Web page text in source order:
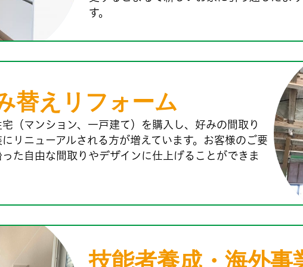
す。
替えリフォーム
宅（マンション、一戸建て）を購入し、好みの間取り
リニューアルされる方が増えています。お客様のご要
た自由な間取りやデザインに仕上げることができま
技能者養成・海外事